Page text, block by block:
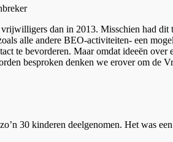
dan in 2013. Misschien had
alle andere BEO-activiteiten- een
te bevorderen. Maar omdat ideeën
besproken denken we erover om de
30 kinderen deelgenomen. Het was